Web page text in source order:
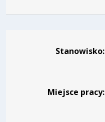
Stanowisko:
Miejsce pracy: